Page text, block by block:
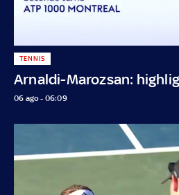
Arnaldi-Marozsan:
TENNIS
06 ago - 06:09